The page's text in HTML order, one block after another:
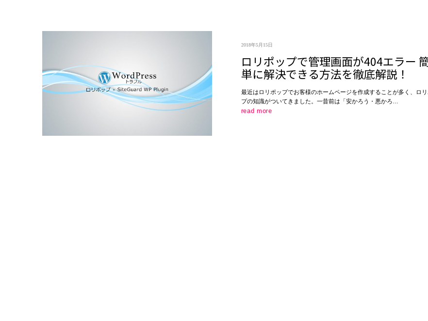
2018年5月15日
ロリポップで管理画面が404エラー
単に解決できる方法を徹底解説！
最近はロリポップでお客様のホームページを作成することが多く、ロリ
プの知識がついてきました。一昔前は「安かろう・悪かろ…
read more